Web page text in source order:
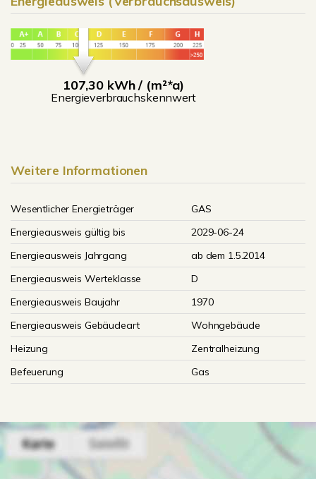
107,30 kWh / (m²*a)
Energieverbrauchskennwert
Weitere Informationen
Wesentlicher Energieträger
GAS
Energieausweis gültig bis
2029-06-24
Energieausweis Jahrgang
ab dem 1.5.2014
Energieausweis Werteklasse
D
Energieausweis Baujahr
1970
Energieausweis Gebäudeart
Wohngebäude
Heizung
Zentralheizung
Befeuerung
Gas